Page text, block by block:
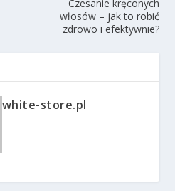
Czesanie kręconych
włosów – jak to robić
zdrowo i efektywnie?
white-store.pl